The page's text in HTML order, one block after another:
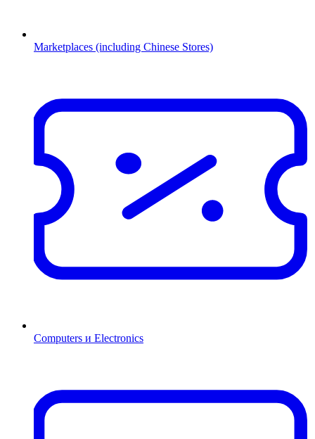
Marketplaces (including Chinese Stores)
Computers и Electronics